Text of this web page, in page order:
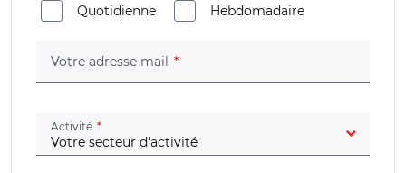
Quotidienne
Hebdomadaire
Votre adresse mail (champ obligatoire)
Activité (champ obligatoire)